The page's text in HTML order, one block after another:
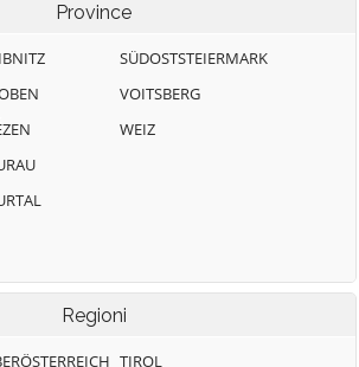
Province
SÜDOSTSTEIERMARK
VOITSBERG
WEIZ
Regioni
TIROL